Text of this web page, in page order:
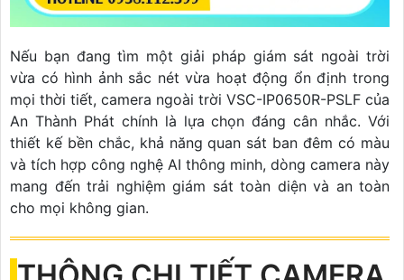
Nếu bạn đang tìm một giải pháp giám sát ngoài trời
vừa có hình ảnh sắc nét vừa hoạt động ổn định trong
mọi thời tiết, camera ngoài trời VSC-IP0650R-PSLF của
An Thành Phát chính là lựa chọn đáng cân nhắc. Với
thiết kế bền chắc, khả năng quan sát ban đêm có màu
và tích hợp công nghệ AI thông minh, dòng camera này
mang đến trải nghiệm giám sát toàn diện và an toàn
cho mọi không gian.